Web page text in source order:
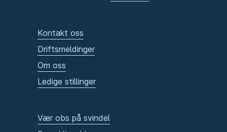
Kontakt oss
Driftsmeldinger
Om oss
Ledige stillinger
Vær obs på svindel